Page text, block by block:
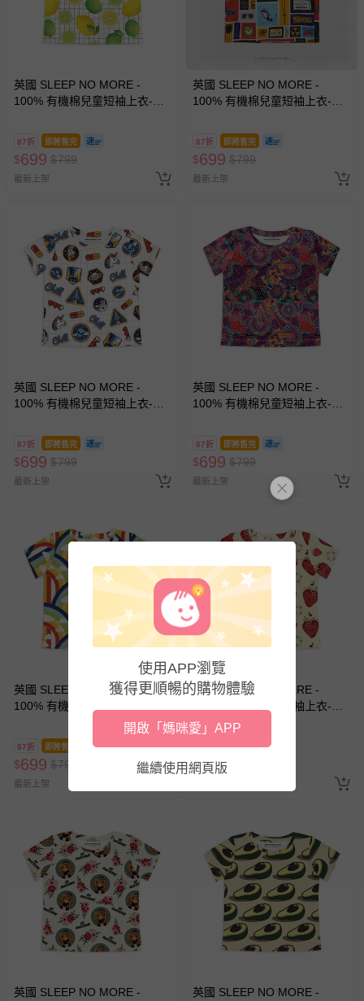
英國 SLEEP NO MORE -
100% 有機棉兒童短袖上衣-檸
87折 即將售完
$699 $799
最新上架
英國 SLEEP NO MORE -
100% 有機棉兒童短袖上衣-回
87折 即將售完
$699 $799
最新上架
英國 SLEEP NO MORE -
100% 有機棉兒童短袖上衣-太
87折 即將售完
$699 $799
最新上架
英國 SLEEP NO MORE -
100% 有機棉兒童短袖上衣-紫
87折 即將售完
$699 $799
最新上架
英國 SLEEP NO MORE -
100% 有機棉兒童短袖上衣-彩
87折 即將售完
$699 $799
最新上架
英國 SLEEP NO MORE -
100% 有機棉兒童短袖上衣-草
莓
87折 即將售完
$699
英國 SLEEP NO MORE -
英國 SLEEP NO MORE -
使用APP瀏覽
獲得更順暢的購物體驗
開啟「媽咪愛」APP
繼續使用網頁版